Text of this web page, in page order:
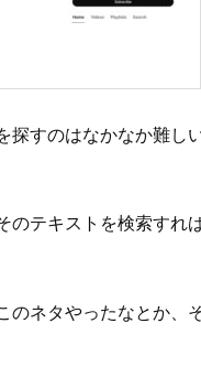
すのはなかなか難し
テキストを検索すれ
のネタやったなとか、